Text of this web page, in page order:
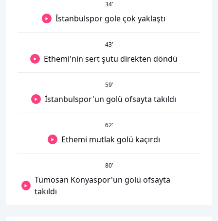
34’
İstanbulspor gole çok yaklaştı
43’
Ethemi'nin sert şutu direkten döndü
59’
İstanbulspor'un golü ofsayta takıldı
62’
Ethemi mutlak golü kaçırdı
80’
Tümosan Konyaspor'un golü ofsayta
takıldı